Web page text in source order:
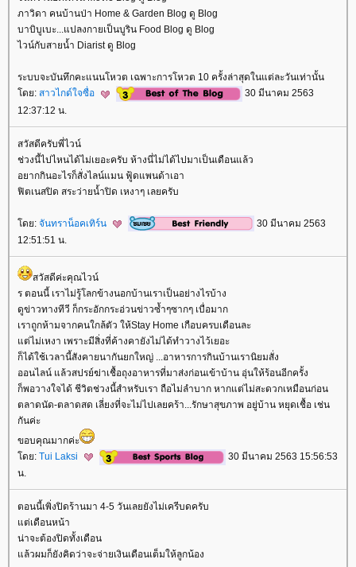
ภาวิดา คนบ้านป่า Home & Garden Blog ดู Blog
บาบิบูเบะ...แปลงกายเป็นบูริน Food Blog ดู Blog
ไวน์กับสายน้ำ Diarist ดู Blog
ระบบจะบันทึกคะแนนโหวต เฉพาะการโหวต 10 ครั้งล่าสุดในแต่ละวันเท่านั้น
ดย: สาวไกด์ใจซื่อ
30 มีนาคม 2563
12:37:12 น.
สวัสดีครับพี่ไวน์
ช่วงนี้ไปไหนได้ไม่เยอะครับ ห้างนี่ไม่ได้ไปมาเป็นเดือนแล้ว
อยากกินอะไรก็สั่งไลน์แมน ฟู้ดแพนด้าเอา
ฟิตเนสปิด สระว่ายน้ำปิด เหงาๆ เลยครับ
ดย: จันทราน็อคเทิร์น
30 มีนาคม 2563
12:51:51 น.
สวัสดีค่ะคุณไวน์
ร ตอนนี้ เราไม่รู้โลกข้างนอกบ้านเราเป็นอย่างไรบ้าง
ดูข่าวทางทีวี ก็กระอักกระอ่วนข่าวซ้ำๆซากๆ เบื่อมาก
เราถูกห้ามจากคนใกล้ตัว ให้Stay Home เกือบครบเดือนละ
ต่ไม่เหงา เพราะมีสิ่งที่ค้างคายังไม่ได้ทำวางไว้เยอะ
ก็ได้ใช้เวลานี้สังคายนากันยกใหญ่ ...อาหารการกินบ้านเรานิยมสั่ง
ออนไลน์ แล้วสปรย์ฆ่าเชื้อถุงอาหารที่มาส่งก่อนเข้าบ้าน อุ่นให้ร้อนอีกครั้ง
ก็พอวางใจได้ ชีวิตช่วงนี้สำหรับเรา ถือไม่ลำบาก หากแต่ไม่สะดวกเหมือนก่อน
ตลาดนัด-ตลาดสด เลี่ยงที่จะไม่ไปเลยคร้า...รักษาสุขภาพ อยู่บ้าน หยุดเชื้อ เช่น
กันค่ะ
ขอบคุณมากค่ะ
ดย: Tui Laksi
30 มีนาคม 2563 15:56:53
น.
ตอนนี้เพิ่งปิดร้านมา 4-5 วันเลยยังไม่เครีบดครับ
ต่เดือนหน้า
น่าจะต้องปิดทั้งเดือน
ล้วผมก็ยังคิดว่าจะจ่ายเงินเดือนเต็มให้ลูกน้อง